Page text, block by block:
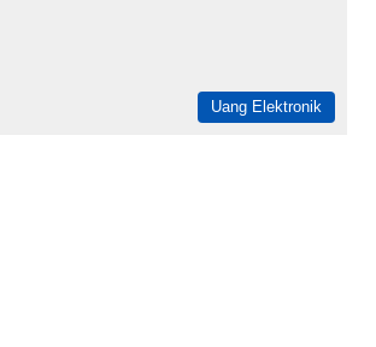
Uang Elektronik